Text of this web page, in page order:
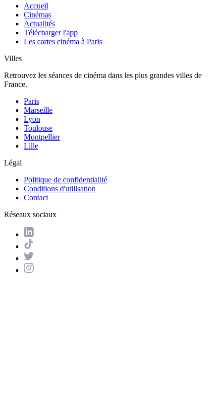
Accueil
Cinémas
Actualités
Télécharger l'app
Les cartes cinéma à Paris
Villes
Retrouvez les séances de cinéma dans les plus grandes villes de
France.
Paris
Marseille
Lyon
Toulouse
Montpellier
Lille
Légal
Politique de confidentialité
Conditions d'utilisation
Contact
Réseaux sociaux